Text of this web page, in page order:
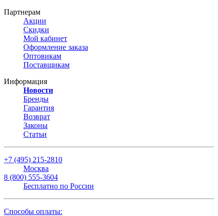
Партнерам
Акции
Скидки
Мой кабинет
Оформление заказа
Оптовикам
Поставщикам
Информация
Новости
Бренды
Гарантия
Возврат
Законы
Статьи
+7 (495) 215-2810
Москва
8 (800) 555-3604
Бесплатно по России
Способы оплаты: